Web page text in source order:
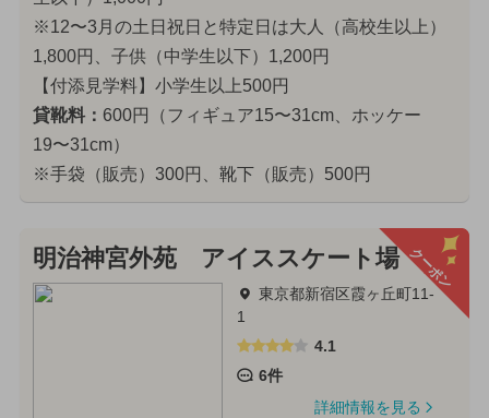
※12〜3月の土日祝日と特定日は大人（高校生以上）
1,800円、子供（中学生以下）1,200円
【付添見学料】小学生以上500円
貸靴料： 600円（フィギュア15〜31cm、ホッケー
19〜31cm）
※手袋（販売）300円、靴下（販売）500円
クーポン
明治神宮外苑 アイススケート場
東京都新宿区霞ヶ丘町11-
1
4.1
6件
詳細情報を見る